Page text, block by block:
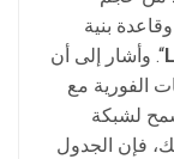
بنية
“. وأشار إلى أن
الفورية مع
لشبكة
فإن الجدول